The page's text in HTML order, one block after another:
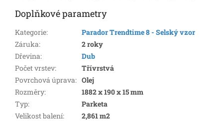
Doplňkové parametry
Kategorie:
Parador Trendtime 8 - Selský vzor
Záruka:
2 roky
Dřevina:
Dub
Počet vrstev:
Třívrstvá
Povrchová úprava: Olej
Rozměry:
1882 x 190 x 15 mm
Typ:
Parketa
Velikost balení:
2,861 m2